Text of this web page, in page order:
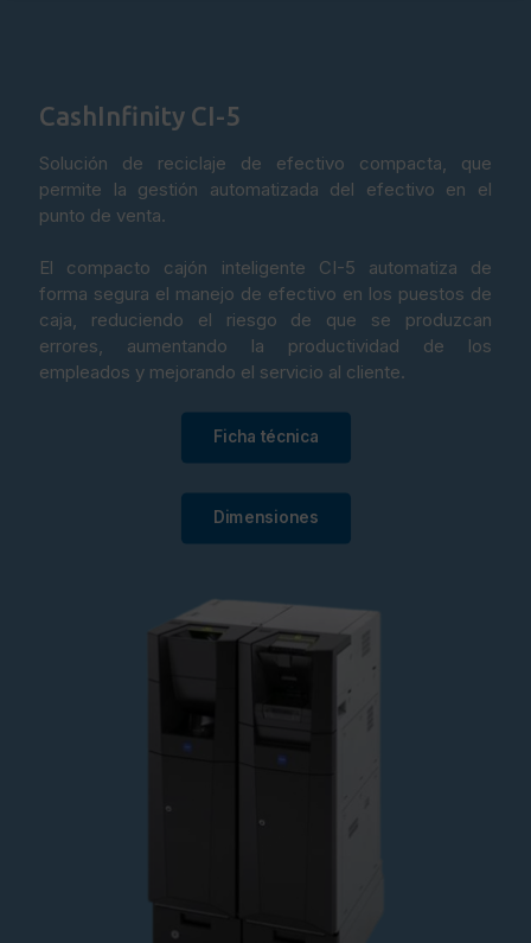
CashInfinity CI-5
Solución de reciclaje de efectivo compacta, que
permite la gestión automatizada del efectivo en el
punto de venta.
El compacto cajón inteligente CI-5 automatiza de
forma segura el manejo de efectivo en los puestos de
caja, reduciendo el riesgo de que se produzcan
errores, aumentando la productividad de los
empleados y mejorando el servicio al cliente.
Ficha técnica
Dimensiones